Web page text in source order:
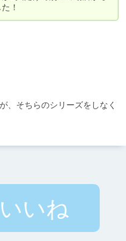
！
、そちらのシリーズをしなく
いいね